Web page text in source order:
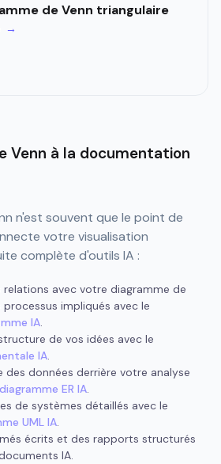
de Venn triangulaire
→
Venn à la documentation
n'est souvent que le point de
votre visualisation
complète d'outils IA :
avec votre diagramme de
impliqués avec le
IA.
de vos idées avec le
IA.
données derrière votre analyse
ER IA.
de systèmes détaillés avec le
UML IA.
écrits et des rapports structurés
IA.